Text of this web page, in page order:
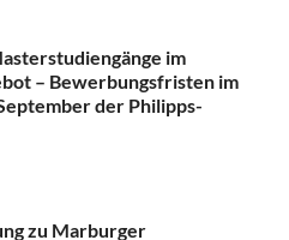
im
– Bewerbungsfristen im
der Philipps-
zu Marburger